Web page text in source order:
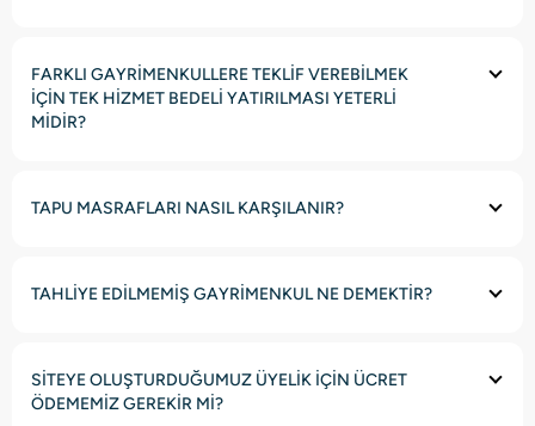
FARKLI GAYRİMENKULLERE TEKLİF VEREBİLMEK
İÇİN TEK HİZMET BEDELİ YATIRILMASI YETERLİ
MİDİR?
TAPU MASRAFLARI NASIL KARŞILANIR?
TAHLİYE EDİLMEMİŞ GAYRİMENKUL NE DEMEKTİR?
SİTEYE OLUŞTURDUĞUMUZ ÜYELİK İÇİN ÜCRET
ÖDEMEMİZ GEREKİR Mİ?